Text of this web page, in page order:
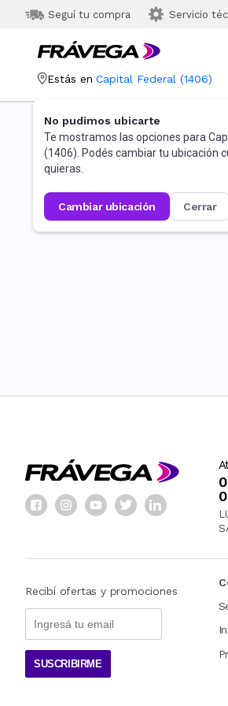
Seguí tu compra Servicio
Estás en Capital Federal (1406)
No pudimos ubicarte
Te mostramos las opciones para
(1406). Podés cambiar tu ubicación
quieras.
cambiar ubicación cerrar
Recibí ofertas y promociones
SUSCRIBIRME